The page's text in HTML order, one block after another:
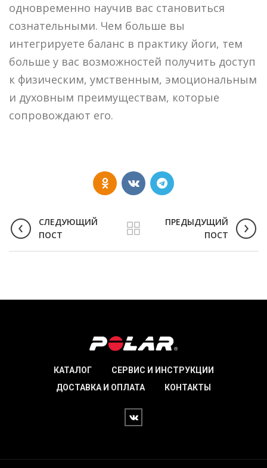
одновременно научив вас становиться
сознательными. Чем больше вы
интегрируете баланс в практику йоги, тем
больше у вас возможностей получить доступ
к физическим, умственным, эмоциональным
и духовным преимуществам, которые
сопровождают его.
СЛЕДУЮЩИЙ
ПОСТ
ПРЕДЫДУЩИЙ
ПОСТ
КАТАЛОГ
СЕРВИС И ИНСТРУКЦИИ
ДОСТАВКА И ОПЛАТА
КОНТАКТЫ